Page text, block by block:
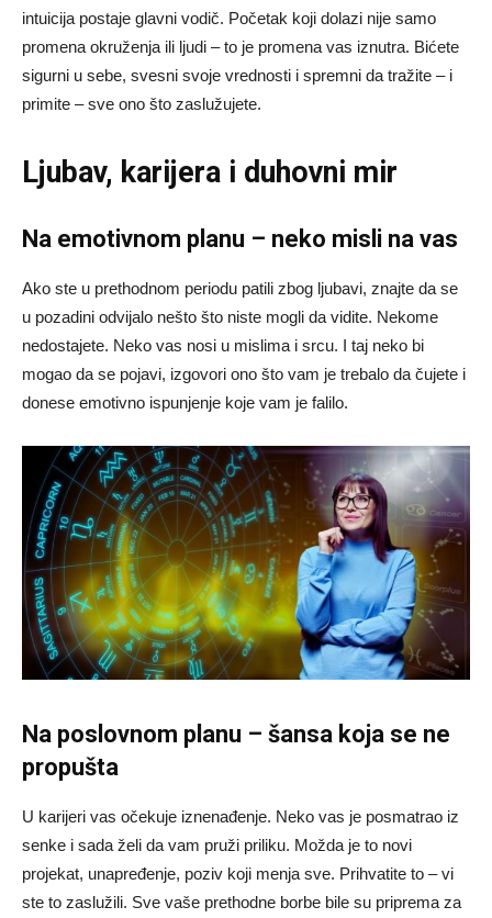
intuicija postaje glavni vodič. Početak koji dolazi nije samo
promena okruženja ili ljudi – to je promena vas iznutra. Bićete
sigurni u sebe, svesni svoje vrednosti i spremni da tražite – i
primite – sve ono što zaslužujete.
Ljubav, karijera i duhovni mir
Na emotivnom planu – neko misli na vas
Ako ste u prethodnom periodu patili zbog ljubavi, znajte da se
u pozadini odvijalo nešto što niste mogli da vidite. Nekome
nedostajete. Neko vas nosi u mislima i srcu. I taj neko bi
mogao da se pojavi, izgovori ono što vam je trebalo da čujete i
donese emotivno ispunjenje koje vam je falilo.
Na poslovnom planu – šansa koja se ne
propušta
U karijeri vas očekuje iznenađenje. Neko vas je posmatrao iz
senke i sada želi da vam pruži priliku. Možda je to novi
projekat, unapređenje, poziv koji menja sve. Prihvatite to – vi
ste to zaslužili. Sve vaše prethodne borbe bile su priprema za